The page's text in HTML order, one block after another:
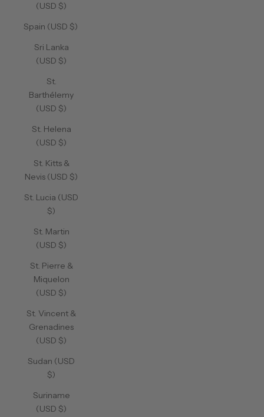
(USD $)
Spain (USD $)
Sri Lanka
(USD $)
St.
Barthélemy
(USD $)
St. Helena
(USD $)
St. Kitts &
Nevis (USD $)
St. Lucia (USD
$)
St. Martin
(USD $)
St. Pierre &
Miquelon
(USD $)
St. Vincent &
Grenadines
(USD $)
Sudan (USD
$)
Suriname
(USD $)